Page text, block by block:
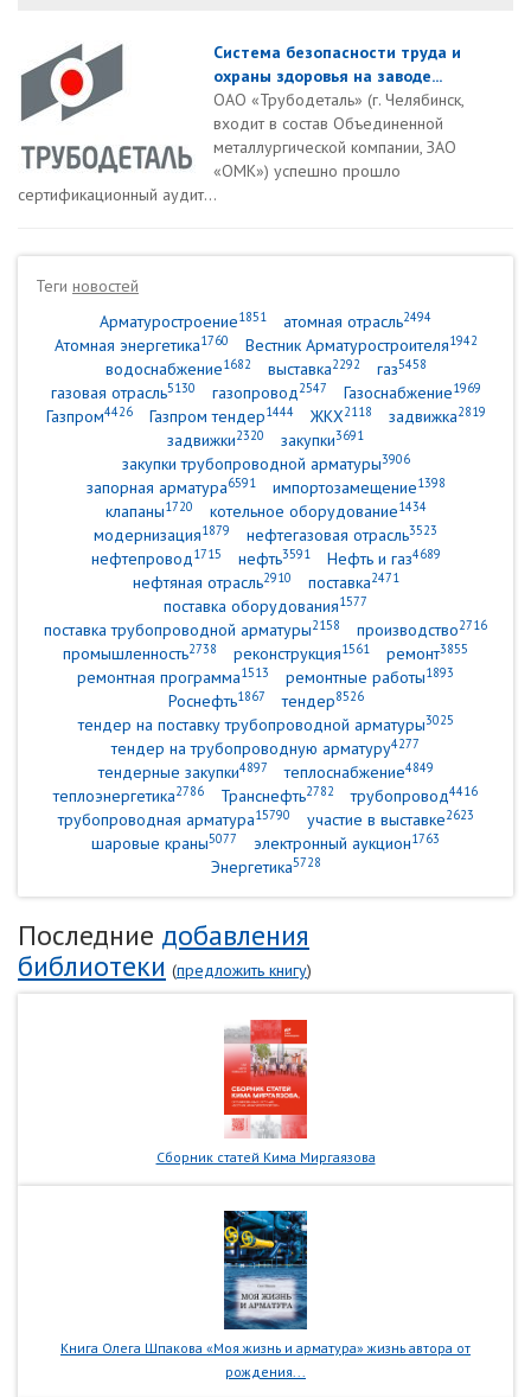
Система безопасности труда и
охраны здоровья на заводе...
ОАО «Трубодеталь» (г. Челябинск,
входит в состав Объединенной
металлургической компании, ЗАО
«ОМК») успешно прошло
сертификационный аудит...
Теги новостей
Арматуростроение1851 атомная отрасль2494
Атомная энергетика1760 Вестник Арматуростроителя1942
водоснабжение1682 выставка2292 газ5458
газовая отрасль5130 газопровод2547 Газоснабжение1969
Газпром4426 Газпром тендер1444 ЖКХ2118 задвижка2819
задвижки2320 закупки3691
закупки трубопроводной арматуры3906
запорная арматура6591 импортозамещение1398
клапаны1720 котельное оборудование1434
модернизация1879 нефтегазовая отрасль3523
нефтепровод1715 нефть3591 Нефть и газ4689
нефтяная отрасль2910 поставка2471
поставка оборудования1577
поставка трубопроводной арматуры2158 производство2716
промышленность2738 реконструкция1561 ремонт3855
ремонтная программа1513 ремонтные работы1893
Роснефть1867 тендер8526
тендер на поставку трубопроводной арматуры3025
тендер на трубопроводную арматуру4277
тендерные закупки4897 теплоснабжение4849
теплоэнергетика2786 Транснефть2782 трубопровод4416
трубопроводная арматура15790 участие в выставке2623
шаровые краны5077 электронный аукцион1763
Энергетика5728
Последние добавления
библиотеки (предложить книгу)
Сборник статей Кима Миргаязова
Книга Олега Шпакова «Моя жизнь и арматура» жизнь автора от
рождения...